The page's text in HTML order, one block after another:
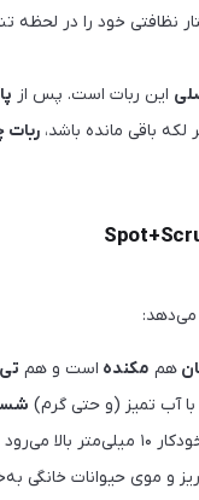
نظافتی خود را در
این ربات است. پس از
باقی مانده باشد، ربات
می‌دهد:
هم مکنده است و هم
آب تمیز (و حتی گرم)
. هنگام مواجهه با فرش، غلتک خیس به
ریز و موی حیوانات خانگی